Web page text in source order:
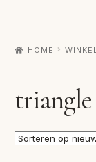
MIJN ACCOUNT
HOME WINKEL
triangle